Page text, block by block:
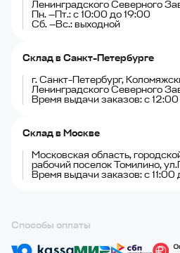
Ленинградского Северного
Пн. —Пт.: с 10:00 до 19:00
Сб. —Вс.: выходной
Склад в Санкт-Петербурге
г. Санкт-Петербург,
Ленинградского Северного
Время выдачи заказов: с
Склад в Москве
Московская область,
рабочий поселок Томилино,
Время выдачи заказов: с 11:00
Способы оплаты